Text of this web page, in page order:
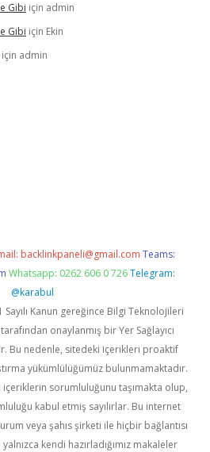
Gibi için admin
Gibi için Ekin
için admin
backlinkpaneli@gmail.com Teams:
Whatsapp: 0262 606 0 726 Telegram:
@karabul
Sayılı Kanun gereğince Bilgi Teknolojileri
onaylanmış bir Yer Sağlayıcı
Bu nedenle, sitedeki içerikleri proaktif
yükümlülüğümüz bulunmamaktadır.
içeriklerin sorumluluğunu taşımakta olup,
kabul etmiş sayılırlar. Bu internet
veya şahıs şirketi ile hiçbir bağlantısı
kendi hazırladığımız makaleler